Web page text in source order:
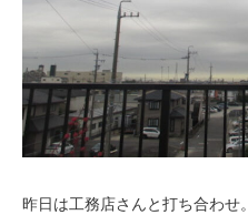
昨日は工務店さんと打ち合わせ。